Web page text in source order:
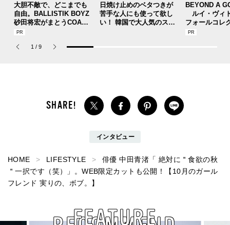
大胆不敵で、どこまでも
自由。BALLISTIK BOYZ
砂田将宏がまとうCOACH
の新作フレグランス「コ
パルファム」
日焼け止めのベタつきが
苦手な人にも使って欲し
い！ 韓国で大人気のスト
BEYOND A
ルイ・ヴィ
フォールコレ
描くプレッピ
1 / 9
インタビュー
HOME LIFESTYLE
俳優 中田青渚「 絶対に＂食欲の秋
＂一択です（笑）」。WEB限定カットも公開！【10月のガール
フレンド 実りの、ボブ。】
FEATURE